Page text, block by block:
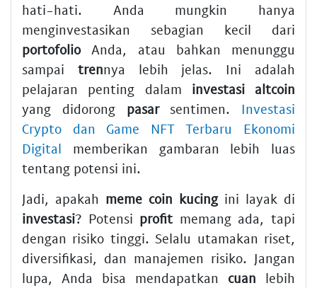
hati-hati. Anda mungkin hanya
menginvestasikan sebagian kecil dari
portofolioAnda, atau bahkan menunggu
sampai trennya lebih jelas. Ini adalah
pelajaran penting dalam investasi
altcoin
yang didorong pasarsentimen. Investasi
Crypto dan Game NFT Terbaru Ekonomi
Digital memberikan gambaran lebih luas
tentang potensi ini.
Jadi, apakah meme coin kucingini layak di
investasi? Potensi profit memang ada, tapi
dengan risiko tinggi. Selalu utamakan riset,
diversifikasi, dan manajemen risiko. Jangan
lupa, Anda bisa mendapatkan cuan lebih